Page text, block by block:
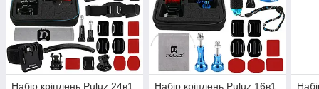
Набір кріплень Puluz 24в1 Набір кріплень Puluz 16в1